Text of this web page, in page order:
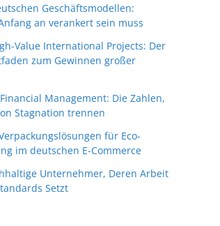
Geschäftsmodellen:
an verankert sein muss
Value International Projects: Der
zum Gewinnen großer
Management: Die Zahlen,
Stagnation trennen
für Eco-
im deutschen E-Commerce
Unternehmer, Deren Arbeit
Setzt